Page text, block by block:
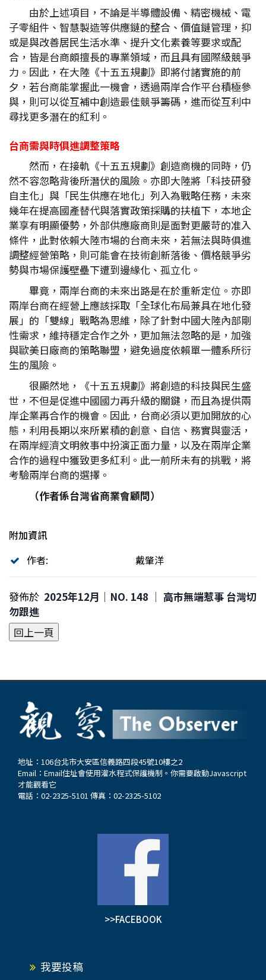
由於上述項目，不論是半導體設備、精密機械、電
子零組件、智慧製造等供應鏈的整合、價值鏈管理，抑
或是與改善居民生活水準、提升文化素養等要求或配
合，皆是台商頗擅長的專業領域，而且具有國際級競爭
力。因此，在大陸《十五五規劃》即將付諸實施的前
夕，若台商能掌握此一機會，透過兩岸合作平台積極參
與，則可以從互補中創造最佳競爭籌碼，進而從互利中
尋找更多潛在的紅利。
台商需與時俱進調整策略
然而，在接軌《十五五規劃》創造商機的同時，仍
然不容忽略背後所潛伏的風險。亦即大陸將「科技研發
自主化」與「民生供應在地化」列入為戰略任務，未來
幾年在提高國產替代與落實政策採購的扶植下，本地企
業享有明顯優勢，外部供應廠商則是面對更嚴苛的准入
條件，此對依賴大陸市場的台商未來，若無法與時俱進
調整經營策略，則可能會在技術創新落後、價格競爭劣
勢與市場保護壁壘下遭到邊緣化、孤立化。
畢竟，兩岸台商的未來出路是在於重新定位。亦即
兩岸台商在經營上應該採取「全球化布局兼具在地化發
展」的「雙線」戰略為思維，除了針對中國大陸內部剛
性需求，維持穩定合作之外，更加無法忽略的是，加強
與歐美日廠商的策略聯盟，避免過度依賴單一體系所衍
生的風險。
很顯然地，《十五五規劃》將創造的科技與民生盛
世，不但是促進中國國力再升級的關鍵，而且為提供兩
岸企業再合作的機會。因此，台商必須以更加開放的心
態，利用長期以來所累積的創意、自信、務實與靈活，
在兩岸經濟文明敘事中扮演正面力量，以及在兩岸企業
合作的過程中獲致更多紅利。此一前所未有的挑戰，將
考驗兩岸台商的選擇。
（作者係台灣省商業會顧問）
附加資訊
作者:
戴肇洋
發佈於 2025年12月｜NO. 148 │ 高市無端惹事 台灣切
勿跟進
地址：106台北市大安區信義路四段45號10樓之2
Email： Email住址會使用灌水程式保護機制。你需要啟動Javascript
才能觀看它
電話：02-2325-5101 傳真：02-2325-5102
>>FACEBOOK
我要投稿